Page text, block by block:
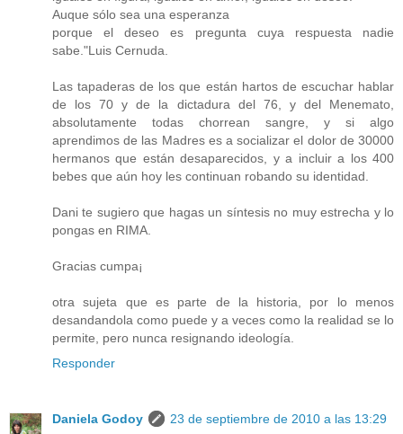
Auque sólo sea una esperanza
porque el deseo es pregunta cuya respuesta nadie
sabe."Luis Cernuda.
Las tapaderas de los que están hartos de escuchar hablar
de los 70 y de la dictadura del 76, y del Menemato,
absolutamente todas chorrean sangre, y si algo
aprendimos de las Madres es a socializar el dolor de 30000
hermanos que están desaparecidos, y a incluir a los 400
bebes que aún hoy les continuan robando su identidad.
Dani te sugiero que hagas un síntesis no muy estrecha y lo
pongas en RIMA.
Gracias cumpa¡
otra sujeta que es parte de la historia, por lo menos
desandandola como puede y a veces como la realidad se lo
permite, pero nunca resignando ideología.
Responder
Daniela Godoy
23 de septiembre de 2010 a las 13:29